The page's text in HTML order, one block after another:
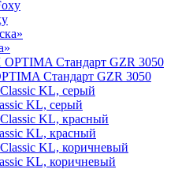
Стандарт GZR 3050
KL, серый
KL, красный
KL, коричневый